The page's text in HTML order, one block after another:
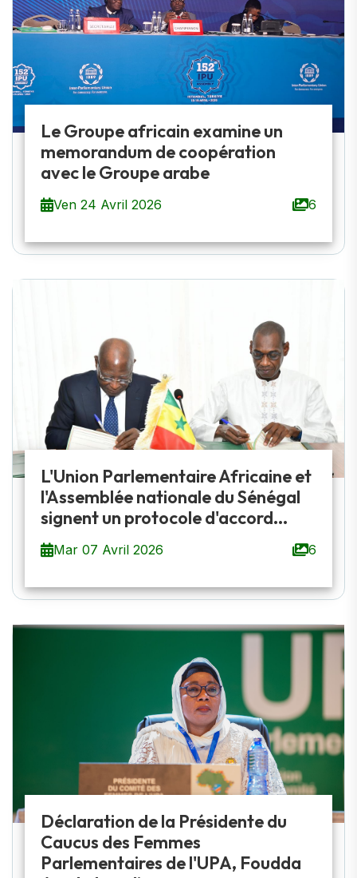
Le Groupe africain examine un
memorandum de coopération
avec le Groupe arabe
Ven 24 Avril 2026 6
L'Union Parlementaire Africaine et
l'Assemblée nationale du Sénégal
signent un protocole d'accord...
Mar 07 Avril 2026 6
Déclaration de la Présidente du
Caucus des Femmes
Parlementaires de l'UPA, Foudda